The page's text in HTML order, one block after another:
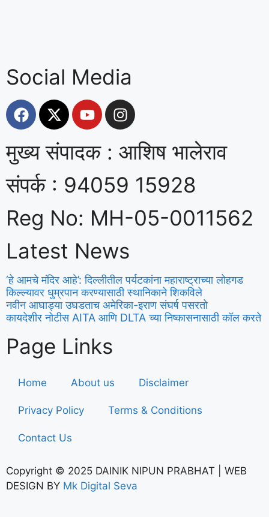
Social Media
मुख्य संपादक : आशिष भालेराव
संपर्क : 94059 15928
Reg No: MH-05-0011562
Latest News
‘हे आमचे मंदिर आहे’: दिल्लीतील पर्यटकांना महाराष्ट्राच्या लोहगड
किल्ल्यावर धुम्रपान करण्यासाठी स्थानिकाने शिकविले
नवीन आघाड्या उघडताच अमेरिका-इराण संघर्ष पसरतो
कायदेशीर नोटीस AITA आणि DLTA च्या निष्कासनासाठी कॉल करते
Page Links
Home About us Disclaimer
Privacy Policy Terms & Conditions
Contact Us
Copyright © 2025 DAINIK NIPUN PRABHAT | WEB
DESIGN BY Mk Digital Seva